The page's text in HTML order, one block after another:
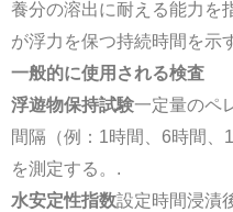
養分の溶出に耐える能力を
が浮力を保つ持続時間を示
一般的に使用される検査
浮遊物保持試験一定量のペ
間隔（例：1時間、6時間、
を測定する。.
水安定性指数設定時間浸漬